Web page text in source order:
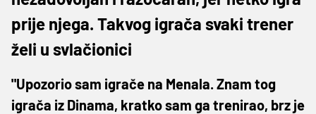
prije njega. Takvog igrača svaki trener
želi u svlačionici
"Upozorio sam igrače na Menala. Znam tog
igrača iz Dinama, kratko sam ga trenirao, brz je